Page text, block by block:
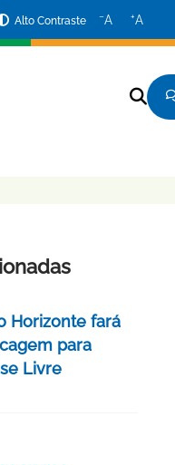
Alto Contraste −A +A
Horizonte fará
para
Livre